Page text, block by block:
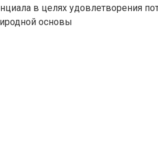
в целях удовлетворения
основы